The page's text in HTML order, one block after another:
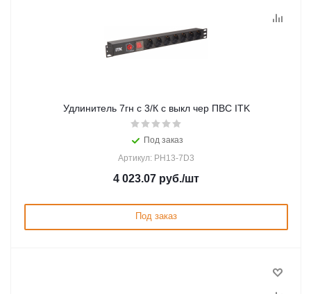
Удлинитель 7гн с 3/К с выкл чер ПВС ITK
Под заказ
Артикул: PH13-7D3
4 023.07 руб./шт
Под заказ